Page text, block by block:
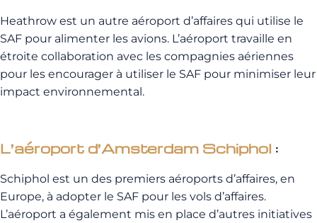
Heathrow est un autre aéroport d’affaires qui utilise le
SAF pour alimenter les avions. L’aéroport travaille en
étroite collaboration avec les compagnies aériennes
pour les encourager à utiliser le SAF pour minimiser leur
impact environnemental.
L’aéroport d’Amsterdam Schiphol :
Schiphol est un des premiers aéroports d’affaires, en
Europe, à adopter le SAF pour les vols d’affaires.
L’aéroport a également mis en place d’autres initiatives